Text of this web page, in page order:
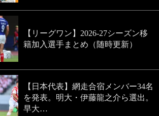
【リーグワン】2026-27シーズン移
籍加入選手まとめ（随時更新）
【日本代表】網走合宿メンバー34名
を発表。明大・伊藤龍之介ら選出。
早大…